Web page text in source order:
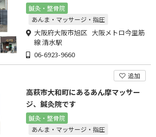
い。
鍼灸・整骨院
あんま・マッサージ・指圧
大阪府大阪市旭区 大阪メトロ今里筋
線 清水駅
06-6923-9660
追加
高萩市大和町にあるあん摩マッサー
ジ、鍼灸院です
鍼灸・整骨院
あんま・マッサージ・指圧